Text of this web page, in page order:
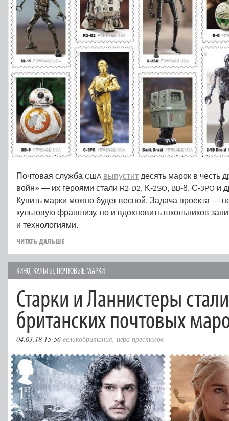
Почтовая служба США выпустит десять марок в честь
войн» — их героями стали R2-D2, K‑2SO, BB‑8, C‑3PO и
Купить марки можно будет весной. Задача проекта —
культовую франшизу, но и вдохновить школьников
и технологиями.
ЧИТАТЬ ДАЛЬШЕ
КИНО, КУЛЬТЫ, ПОЧТОВЫЕ МАРКИ
Старки и Ланнистеры
британских почтовых
04.03.18 15:56 великобритания игра престолов